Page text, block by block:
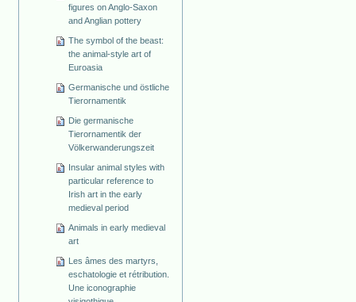
figures on Anglo-Saxon
and Anglian pottery
The symbol of the beast:
the animal-style art of
Euroasia
Germanische und östliche
Tierornamentik
Die germanische
Tierornamentik der
Völkerwanderungszeit
Insular animal styles with
particular reference to
Irish art in the early
medieval period
Animals in early medieval
art
Les âmes des martyrs,
eschatologie et rétribution.
Une iconographie